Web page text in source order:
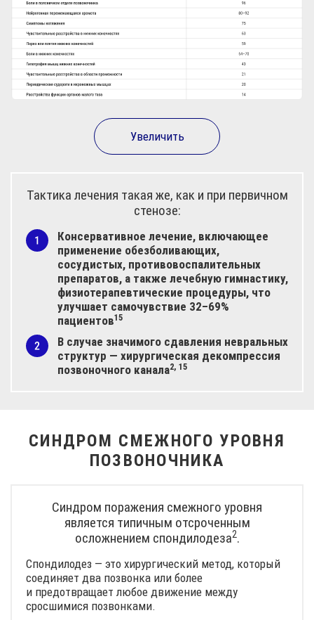
Увеличить
Тактика лечения такая же, как и при первичном
стенозе:
Консервативное лечение, включающее
применение обезболивающих,
сосудистых, противовоспалительных
препаратов, а также лечебную гимнастику,
физиотерапевтические процедуры, что
улучшает самочувствие 32–69%
пациентов15
В случае значимого сдавления невральных
структур — хирургическая декомпрессия
позвоночного канала2, 15
СИНДРОМ СМЕЖНОГО УРОВНЯ
ПОЗВОНОЧНИКА
Синдром поражения смежного уровня
является типичным отсроченным
осложнением спондилодеза2.
Спондилодез — это хирургический метод, который
соединяет два позвонка или более
и предотвращает любое движение между
сросшимися позвонками.